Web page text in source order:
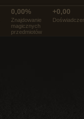
0,00%
Znajdowanie
magicznych
przedmiotów
+0,00